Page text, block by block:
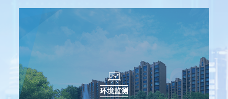
雪迪龙“CCER项目碳计量专用智能数据管理系统”通过专家技
2026-05-12
雪迪龙航运碳监管数智化解决方案 助力航运低碳转型
2026-05-06
雪迪龙子公司KORE受邀参加2026中关村论坛 2026-03-31
新标高效落地！雪迪龙助力多地完成HJ 212-2025升级改造和
环境监测